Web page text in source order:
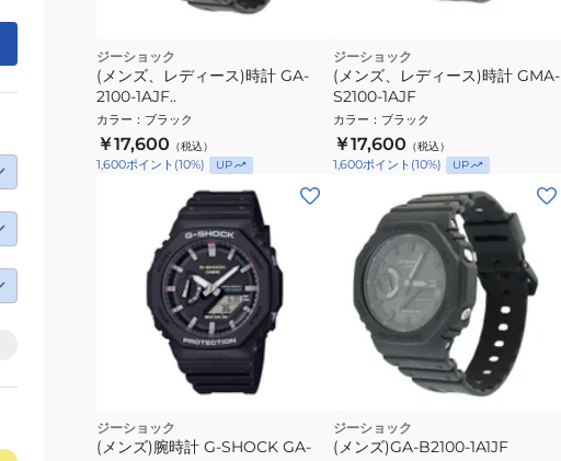
ジーショック
(メンズ、レディース)時計 GA-
2100-1AJF..
カラー ： ブラック
￥17,600 （税込）
1,600ポイント (10%) UP
ジーショック
(メンズ、レディース)時計 GMA-
S2100-1AJF
カラー ： ブラック
￥17,600 （税込）
1,600ポイント (10%) UP
ジーショック
(メンズ)腕時計 G‐SHOCK GA-
ジーショック
(メンズ)GA-B2100-1A1JF